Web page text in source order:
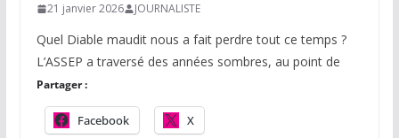
21 janvier 2026 JOURNALISTE
Quel Diable maudit nous a fait perdre tout ce temps ?
L’ASSEP a traversé des années sombres, au point de
Partager :
Facebook X